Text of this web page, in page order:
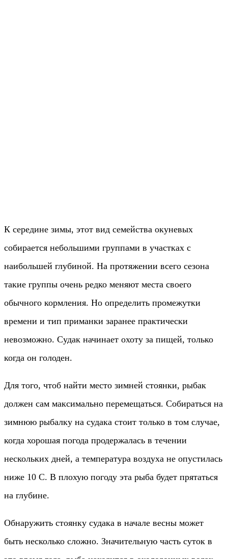
К середине зимы, этот вид семейства окуневых
собирается небольшими группами в участках с
наибольшей глубиной. На протяжении всего сезона
такие группы очень редко меняют места своего
обычного кормления. Но определить промежутки
времени и тип приманки заранее практически
невозможно. Судак начинает охоту за пищей, только
когда он голоден.
Для того, чтоб найти место зимней стоянки, рыбак
должен сам максимально перемещаться. Собираться на
зимнюю рыбалку на судака стоит только в том случае,
когда хорошая погода продержалась в течении
нескольких дней, а температура воздуха не опустилась
ниже 10 С. В плохую погоду эта рыба будет прятаться
на глубине.
Обнаружить стоянку судака в начале весны может
быть несколько сложно. Значительную часть суток в